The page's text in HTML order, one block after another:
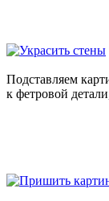
Подставляем
к фетровой